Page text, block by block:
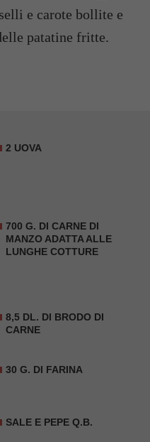
e carote bollite e
patatine fritte.
2 UOVA
700 G. DI CARNE DI
MANZO ADATTA ALLE
LUNGHE COTTURE
8,5 DL. DI BRODO DI
CARNE
30 G. DI FARINA
SALE E PEPE Q.B.